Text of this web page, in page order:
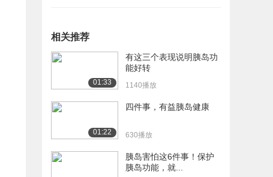
相关推荐
01:33
有这三个表现说明胰岛功
能好转
1140播放
01:22
四件事，有益胰岛健康
630播放
胰岛害怕这6件事！保护
胰岛功能，就...